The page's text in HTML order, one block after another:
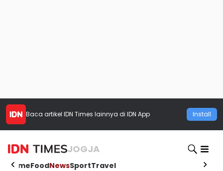
Baca artikel IDN Times lainnya di IDN App Install
JOGJA
HomeFoodNewsSportTravel